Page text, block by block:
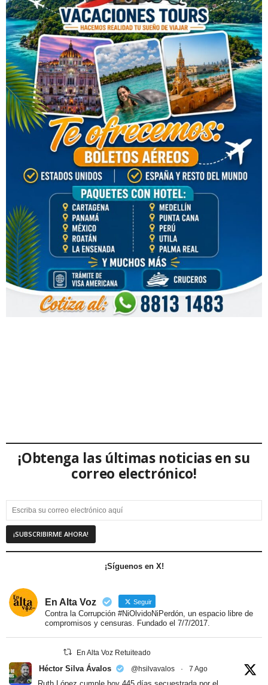
¡Obtenga las últimas noticias en su
correo electrónico!
¡Síguenos en X!
En Alta Voz Seguir
Contra la Corrupción #NiOlvidoNiPerdón, un espacio libre de
compromisos y censuras. Fundado el 7/7/2017.
En Alta Voz Retuiteado
Héctor Silva Ávalos @hsilvavalos · 7 Ago